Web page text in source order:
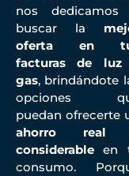
nos dedicamos
buscar la
oferta en
facturas de
gas, brindándote
opciones
puedan ofrecerte
ahorro real
considerable en
consumo.